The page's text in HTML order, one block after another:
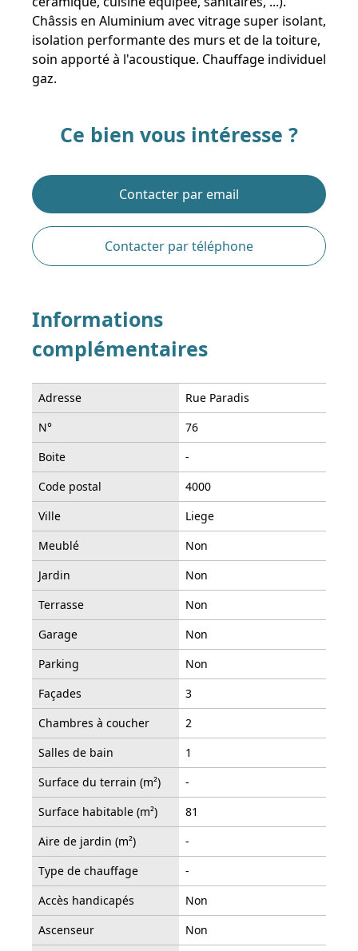
Châssis en Aluminium avec vitrage super isolant,
isolation performante des murs et de la toiture,
soin apporté à l'acoustique. Chauffage individuel
gaz.
Ce bien vous intéresse ?
Contacter par email
Contacter par téléphone
Informations
complémentaires
Adresse
Rue Paradis
N°
76
Boite
-
Code postal
4000
Ville
Liege
Meublé
Non
Jardin
Non
Terrasse
Non
Garage
Non
Parking
Non
Façades
3
Chambres à coucher
2
Salles de bain
1
Surface du terrain (m²)
-
Surface habitable (m²)
81
Aire de jardin (m²)
-
Type de chauffage
-
Accès handicapés
Non
Ascenseur
Non